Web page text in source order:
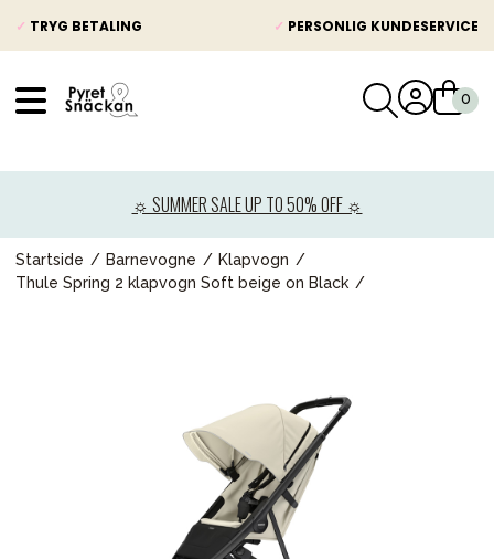
✓ TRYG BETALING ✓ PERSONLIG KUNDESERVICE
☼ SUMMER SALE UP TO 50% OFF ☼
Startside Barnevogne
Klapvogn
Thule Spring 2 klapvogn Soft beige on Black
Barnevogne
Autostole
Mor & Far
Møbler & sengetøj
Tilbehør
Reservedele